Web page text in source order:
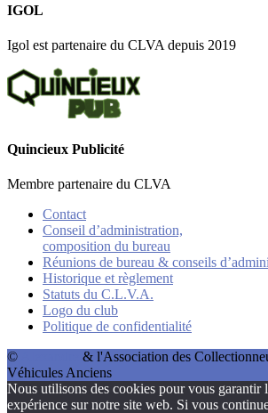
IGOL
Igol est partenaire du CLVA depuis 2019
Quincieux Publicité
Membre partenaire du CLVA
Contact
Conseil d’administration,
composition du bureau
Réunions de bureau & conseils
Historique et règlement
Statuts du C.L.V.A.
Logo du club
Politique de confidentialité
©
& l'Association des
Véhicules Anciens
Nous utilisons des cookies pour vous garantir
expérience sur notre site web. Si vous